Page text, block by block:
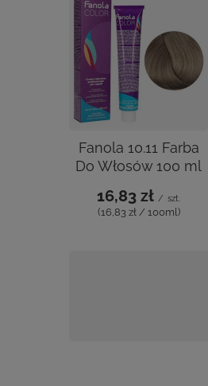
Fanola 10.11 Farba Do
16,83 zł / szt.